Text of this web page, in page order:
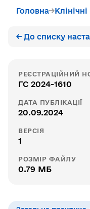
Головна
← До списку
РЕЄСТРАЦІЙНИЙ
ГС 2024-1610
ДАТА ПУБЛІКАЦІЇ
20.09.2024
ВЕРСІЯ
1
РОЗМІР ФАЙЛУ
0.79 МБ